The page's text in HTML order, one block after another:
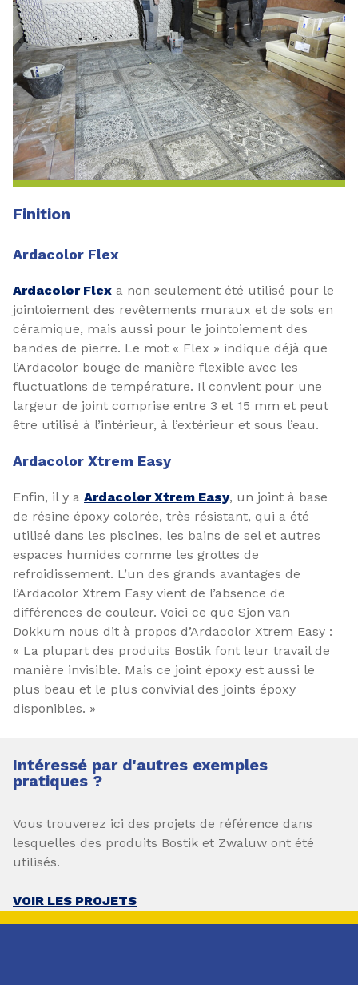
Finition
Ardacolor Flex
Ardacolor Flex a non seulement été utilisé pour le
jointoiement des revêtements muraux et de sols en
céramique, mais aussi pour le jointoiement des
bandes de pierre. Le mot « Flex » indique déjà que
l’Ardacolor bouge de manière flexible avec les
fluctuations de température. Il convient pour une
largeur de joint comprise entre 3 et 15 mm et peut
être utilisé à l’intérieur, à l’extérieur et sous l’eau.
Ardacolor Xtrem Easy
Enfin, il y a Ardacolor Xtrem Easy, un joint à base
de résine époxy colorée, très résistant, qui a été
utilisé dans les piscines, les bains de sel et autres
espaces humides comme les grottes de
refroidissement. L’un des grands avantages de
l’Ardacolor Xtrem Easy vient de l’absence de
différences de couleur. Voici ce que Sjon van
Dokkum nous dit à propos d’Ardacolor Xtrem Easy :
« La plupart des produits Bostik font leur travail de
manière invisible. Mais ce joint époxy est aussi le
plus beau et le plus convivial des joints époxy
disponibles. »
Intéressé par d'autres exemples
pratiques ?
Vous trouverez ici des projets de référence dans
lesquelles des produits Bostik et Zwaluw ont été
utilisés.
VOIR LES PROJETS